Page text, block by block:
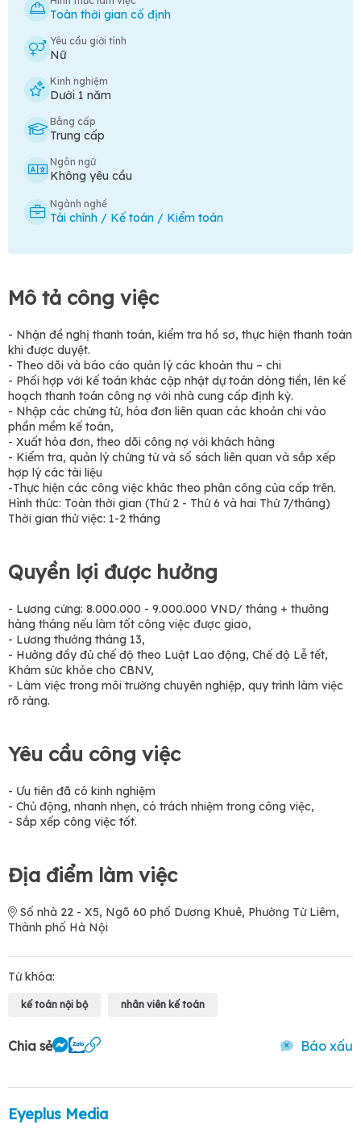
Toàn thời gian cố định
Yêu cầu giới tính
Nữ
Kinh nghiệm
Dưới 1 năm
Bằng cấp
Trung cấp
Ngôn ngữ
Không yêu cầu
Ngành nghề
Tài chính / Kế toán / Kiểm toán
Mô tả công việc
- Nhận đề nghị thanh toán, kiểm tra hồ sơ, thực hiện thanh toán
khi được duyệt.
- Theo dõi và báo cáo quản lý các khoản thu – chi
- Phối hợp với kế toán khác cập nhật dự toán dòng tiền, lên kế
hoạch thanh toán công nợ với nhà cung cấp định kỳ.
- Nhập các chứng từ, hóa đơn liên quan các khoản chi vào
phần mềm kế toán,
- Xuất hóa đơn, theo dõi công nợ với khách hàng
- Kiểm tra, quản lý chứng từ và sổ sách liên quan và sắp xếp
hợp lý các tài liệu
-Thực hiện các công việc khác theo phân công của cấp trên.
Hình thức: Toàn thời gian (Thứ 2 - Thứ 6 và hai Thứ 7/tháng)
Thời gian thử việc: 1-2 tháng
Quyền lợi được hưởng
- Lương cứng: 8.000.000 - 9.000.000 VND/ tháng + thưởng
hàng tháng nếu làm tốt công việc được giao,
- Lương thưởng tháng 13,
- Hưởng đầy đủ chế độ theo Luật Lao động, Chế độ Lễ tết,
Khám sức khỏe cho CBNV,
- Làm việc trong môi trường chuyên nghiệp, quy trình làm việc
rõ ràng.
Yêu cầu công việc
- Ưu tiên đã có kinh nghiệm
- Chủ động, nhanh nhẹn, có trách nhiệm trong công việc,
- Sắp xếp công việc tốt.
Địa điểm làm việc
Số nhà 22 - X5, Ngõ 60 phố Dương Khuê, Phường Từ Liêm,
Thành phố Hà Nội
Từ khóa:
kế toán nội bộ nhân viên kế toán
Chia sẻ Báo xấu
Eyeplus Media